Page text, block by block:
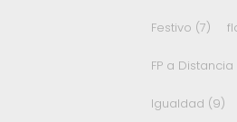
Festivo (7)
FP a Distancia
Igualdad (9)